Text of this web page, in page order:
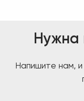
Нужна
Напишите нам,